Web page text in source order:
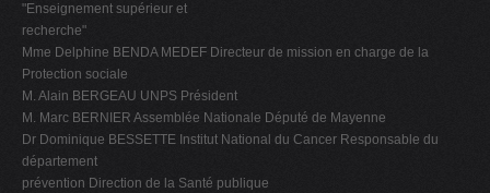
"Enseignement supérieur et
recherche"
Mme Delphine BENDA MEDEF Directeur de mission en charge de la
Protection sociale
M. Alain BERGEAU UNPS Président
M. Marc BERNIER Assemblée Nationale Député de Mayenne
Dr Dominique BESSETTE Institut National du Cancer Responsable du
département
prévention Direction de la Santé publique